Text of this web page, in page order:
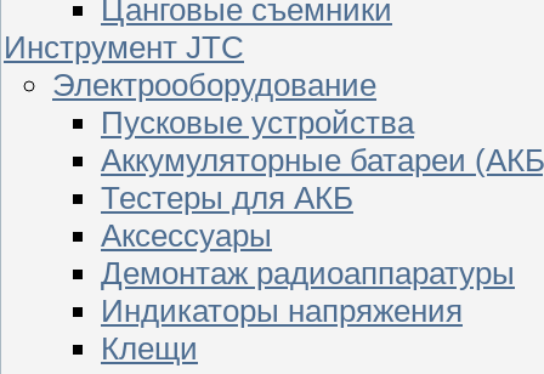
Цанговые съемники
Инструмент JTC
Электрооборудование
Пусковые устройства
Аккумуляторные батареи
Тестеры для АКБ
Аксессуары
Демонтаж радиоаппаратуры
Индикаторы напряжения
Клещи